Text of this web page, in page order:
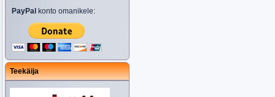
PayPal konto omanikele:
Teekäija